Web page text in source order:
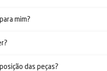
mim?
das peças?